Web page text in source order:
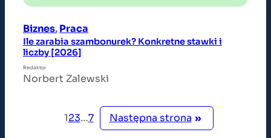
Biznes, Praca
Ile zarabia szambonurek? Konkretne stawki i
liczby [2026]
Redaktor
Norbert Zalewski
123…7 Następna strona »